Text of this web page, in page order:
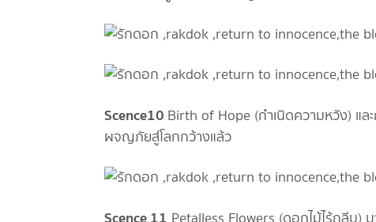
Scence10 Birth of Hope (กำเนิดความหวัง) แ
ผจญภัยสู่โลกกว้างแล้ว